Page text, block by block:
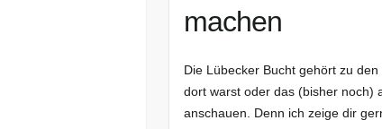
machen
Die Lübecker Bucht gehört zu
dort warst oder das (bisher noch)
anschauen. Denn ich zeige dir